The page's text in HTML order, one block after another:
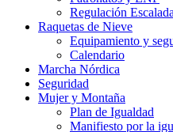
Regulación Escalada
Raquetas de Nieve
Equipamiento y
Calendario
Marcha Nórdica
Seguridad
Mujer y Montaña
Plan de Igualdad
Manifiesto por la